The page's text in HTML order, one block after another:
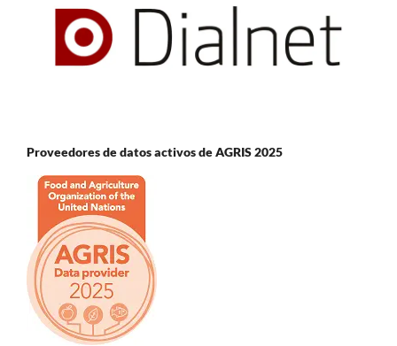
Proveedores de datos activos de AGRIS 2025